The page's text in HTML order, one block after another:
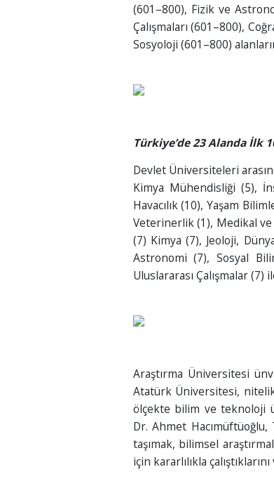
(601–800), Fizik ve
Çalışmaları (601–800),
Sosyoloji (601–800)
Türkiye’de 23 Alanda İlk
Devlet Üniversiteleri
Kimya Mühendisliği (5),
Havacılık (10), Yaşam
Veterinerlik (1), Medikal ve
(7) Kimya (7), Jeoloji,
Astronomi (7), Sosyal
Uluslararası Çalışmalar (7)
Araştırma Üniversitesi
Atatürk Üniversitesi,
ölçekte bilim ve teknoloji
Dr. Ahmet
taşımak, bilimsel
için kararlılıkla